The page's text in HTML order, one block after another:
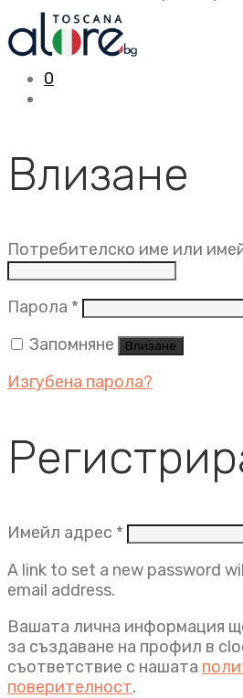
0
Влизане
Потребителско име или
Парола * Задължително
Запомняне
Влизане
Изгубена парола?
Имейл адрес * Задължително
A link to set a new password
email address.
Вашата лична информация
за създаване на профил в
съответствие с нашата
поверителност.